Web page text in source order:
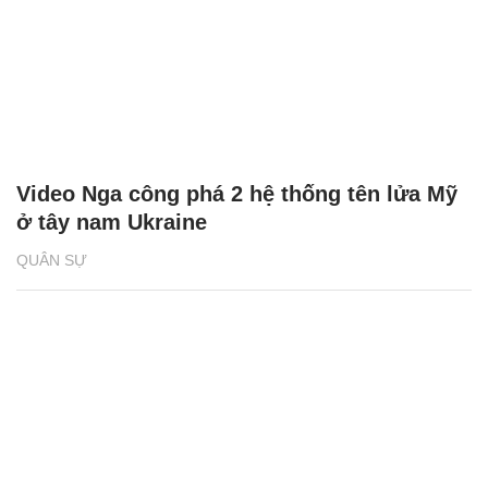
QUÂN SỰ
Video Nga công phá 2 hệ thống tên lửa Mỹ
ở tây nam Ukraine